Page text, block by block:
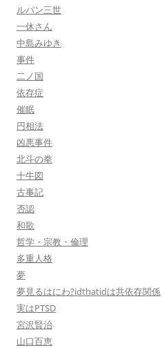
ルパン三世
一休さん
中島みゆき
事件
二ノ国
依存症
催眠
円相法
凶悪事件
北斗の拳
十牛図
古事記
否認
和歌
哲学・宗教・倫理
多重人格
夢
夢見るはにわ?idthatidは共依存関係
実はPTSD
宮沢賢治
山口百恵